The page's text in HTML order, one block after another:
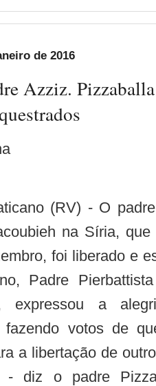
de 2016
Azziz.
(RV) - O
na Síria,
foi liberado e
Padre
expressou a
fazendo votos de
a libertação de
- diz o padre